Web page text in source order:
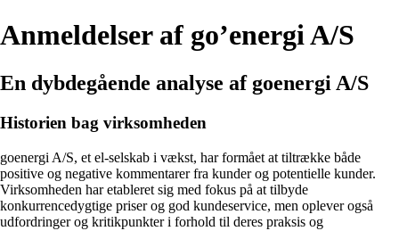
Anmeldelser af go’energi A/S
En dybdegående analyse af goenergi A/S
Historien bag virksomheden
goenergi A/S, et el-selskab i vækst, har formået at tiltrække både
positive og negative kommentarer fra kunder og potentielle kunder.
Virksomheden har etableret sig med fokus på at tilbyde
konkurrencedygtige priser og god kundeservice, men oplever også
udfordringer og kritikpunkter i forhold til deres praksis og